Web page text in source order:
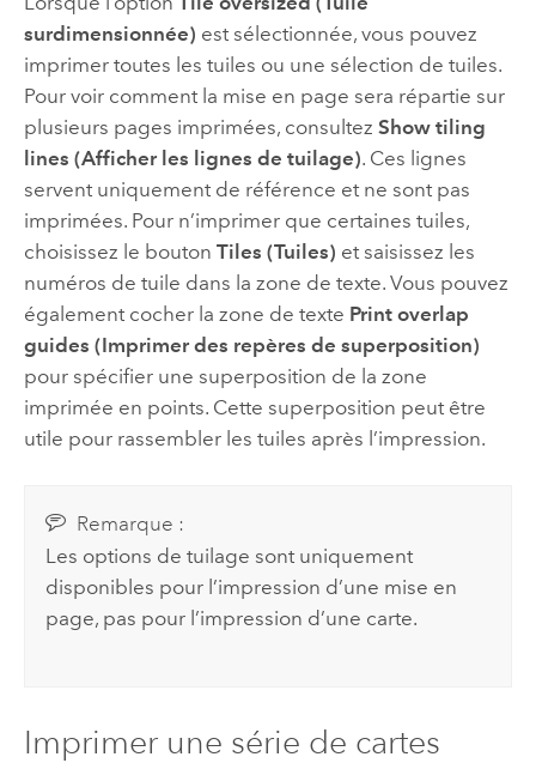
surdimensionnée) est sélectionnée, vous pouvez
imprimer toutes les tuiles ou une sélection de tuiles.
Pour voir comment la mise en page sera répartie sur
plusieurs pages imprimées, consultez Show tiling
lines (Afficher les lignes de tuilage). Ces lignes
servent uniquement de référence et ne sont pas
imprimées. Pour n’imprimer que certaines tuiles,
choisissez le bouton Tiles (Tuiles) et saisissez les
numéros de tuile dans la zone de texte. Vous pouvez
également cocher la zone de texte Print overlap
guides (Imprimer des repères de superposition)
pour spécifier une superposition de la zone
imprimée en points. Cette superposition peut être
utile pour rassembler les tuiles après l’impression.
Remarque :
Les options de tuilage sont uniquement
disponibles pour l’impression d’une mise en
page, pas pour l’impression d’une carte.
Imprimer une série de cartes